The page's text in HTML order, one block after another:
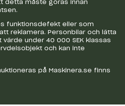
detta måste göras innan
funktionsdefekt eller som
reklamera. Personbilar och lätta
under 40 000 SEK klassas
och kan inte
på Maskinera.se finns